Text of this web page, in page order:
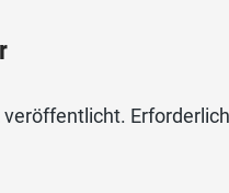
veröffentlicht.